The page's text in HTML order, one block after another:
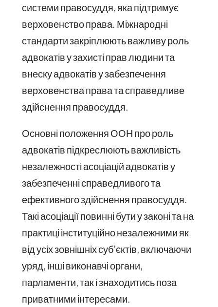
системи правосуддя, яка підтримує
верховенство права. Міжнародні
стандарти закріплюють важливу роль
адвокатів у захисті прав людини та
внеску адвокатів у забезпечення
верховенства права та справедливе
здійснення правосуддя.
Основні положення ООН про роль
адвокатів підкреслюють важливість
незалежності асоціацій адвокатів у
забезпеченні справедливого та
ефективного здійснення правосуддя.
Такі асоціації повинні бути у законі та на
практиці інституційно незалежними як
від усіх зовнішніх суб’єктів, включаючи
уряд, інші виконавчі органи,
парламенти, так і знаходитись поза
приватними інтересами.